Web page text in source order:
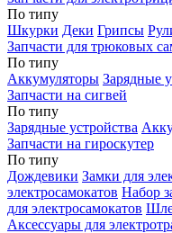
По типу
Шкурки Деки Грипсы
Запчасти для трюковых
По типу
Аккумуляторы Зарядные
Запчасти на сигвей
По типу
Зарядные устройства
Запчасти на гироскутер
По типу
Дождевики Замки для
электросамокатов Набор
для электросамокатов
Аксессуары для